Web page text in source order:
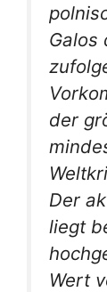
Galos
der
Der
liegt
Wert